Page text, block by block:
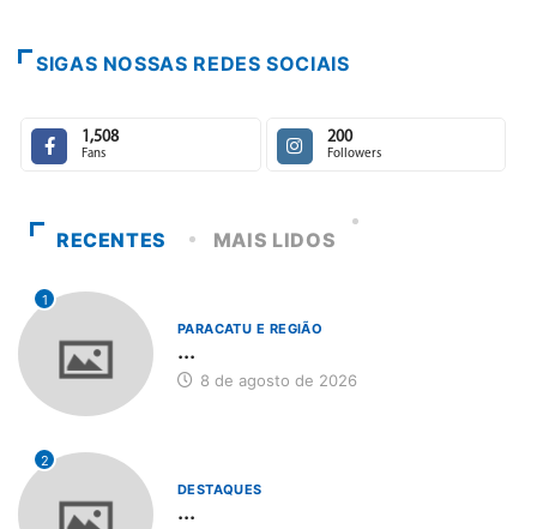
SIGAS NOSSAS REDES SOCIAIS
1,508
Fans
200
Followers
RECENTES MAIS LIDOS
1
PARACATU E REGIÃO
...
8 de agosto de 2026
2
DESTAQUES
...